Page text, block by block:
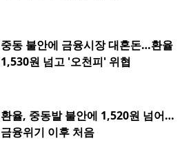
중동 불안에 금융시장 대혼돈…환율
1,530원 넘고 '오천피' 위협
환율, 중동발 불안에 1,520원 넘어…
금융위기 이후 처음